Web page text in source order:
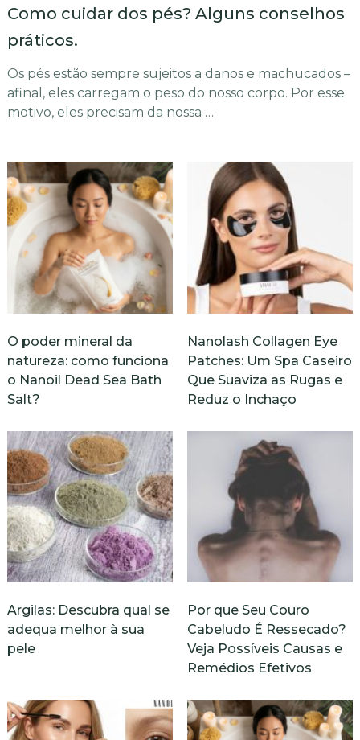
Como cuidar dos pés? Alguns conselhos
práticos.
Os pés estão sempre sujeitos a danos e machucados –
afinal, eles carregam o peso do nosso corpo. Por esse
motivo, eles precisam da nossa …
O poder mineral da
natureza: como funciona
o Nanoil Dead Sea Bath
Salt?
Nanolash Collagen Eye
Patches: Um Spa Caseiro
Que Suaviza as Rugas e
Reduz o Inchaço
Argilas: Descubra qual se
adequa melhor à sua
pele
Por que Seu Couro
Cabeludo É Ressecado?
Veja Possíveis Causas e
Remédios Efetivos